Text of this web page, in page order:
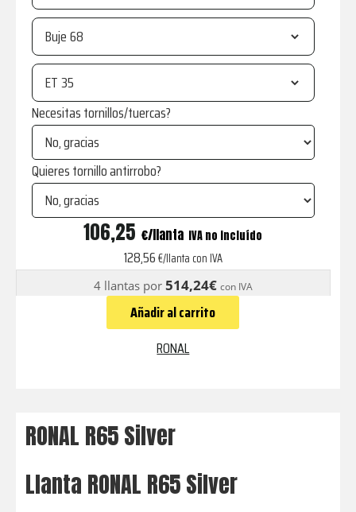
Buje
ET
Necesitas tornillos/tuercas?
Quieres tornillo antirrobo?
cantidad
106,25 € IVA no incluído
128,56€/llanta con IVA
4 llantas por 514,24€ con IVA
Añadir al carrito
RONAL
RONAL R65 Silver
Llanta RONAL R65 Silver